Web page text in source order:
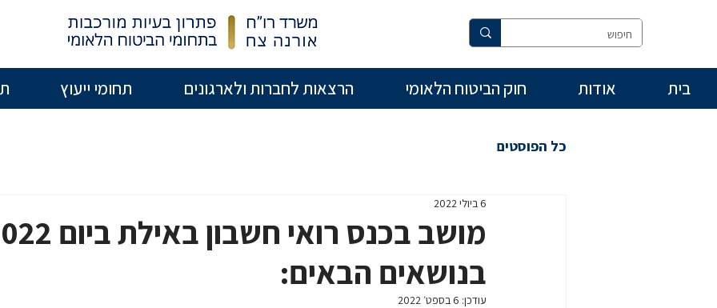
בית אודות חוק הביטוח הלאומי הרצאות לחברות ולארגונים תחומי ייעוץ
כל הפוסטים
מושב בכנס
בנושאים הבאים:
6 ביולי 2022
עודכן: 6 בספט׳ 2022